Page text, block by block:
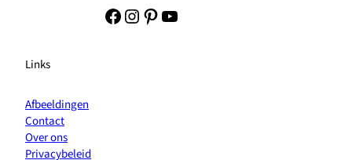
Facebook
Instagram
Pinterest
YouTube
Links
Afbeeldingen
Contact
Over ons
Privacybeleid